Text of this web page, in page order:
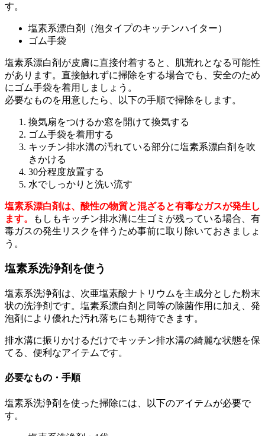
す。
塩素系漂白剤（泡タイプのキッチンハイター）
ゴム手袋
塩素系漂白剤が皮膚に直接付着すると、肌荒れとなる可能性
があります。直接触れずに掃除をする場合でも、安全のため
にゴム手袋を着用しましょう。
必要なものを用意したら、以下の手順で掃除をします。
換気扇をつけるか窓を開けて換気する
ゴム手袋を着用する
キッチン排水溝の汚れている部分に塩素系漂白剤を吹
きかける
30分程度放置する
水でしっかりと洗い流す
塩素系漂白剤は、酸性の物質と混ざると有毒なガスが発生し
ます。
もしもキッチン排水溝に生ゴミが残っている場合、有
毒ガスの発生リスクを伴うため事前に取り除いておきましょ
う。
塩素系洗浄剤を使う
塩素系洗浄剤は、次亜塩素酸ナトリウムを主成分とした粉末
状の洗浄剤です。塩素系漂白剤と同等の除菌作用に加え、発
泡剤により優れた汚れ落ちにも期待できます。
排水溝に振りかけるだけでキッチン排水溝の綺麗な状態を保
てる、便利なアイテムです。
必要なもの・手順
塩素系洗浄剤を使った掃除には、以下のアイテムが必要で
す。